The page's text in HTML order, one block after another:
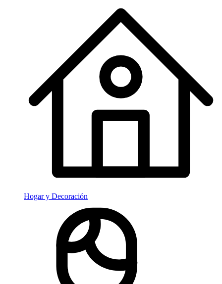
Hogar y Decoración